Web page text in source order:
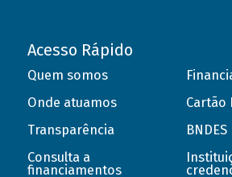
Acesso Rápido
Quem somos
Onde atuamos
Transparência
Consulta a
financiamentos
Cartão